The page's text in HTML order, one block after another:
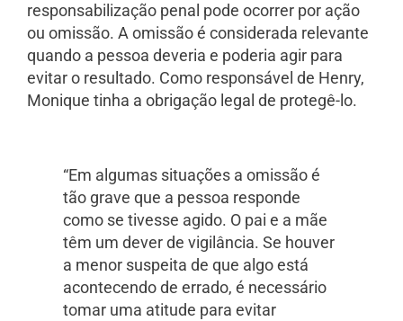
responsabilização penal pode ocorrer por ação
ou omissão. A omissão é considerada relevante
quando a pessoa deveria e poderia agir para
evitar o resultado. Como responsável de Henry,
Monique tinha a obrigação legal de protegê-lo.
“Em algumas situações a omissão é
tão grave que a pessoa responde
como se tivesse agido. O pai e a mãe
têm um dever de vigilância. Se houver
a menor suspeita de que algo está
acontecendo de errado, é necessário
tomar uma atitude para evitar